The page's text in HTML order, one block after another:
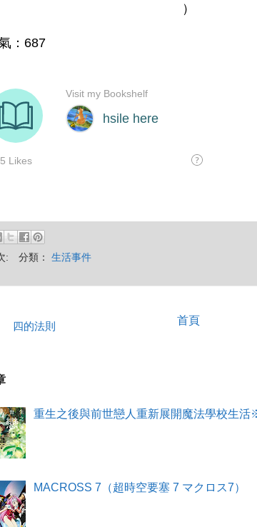
）
：687
: 分類： 生活事件
四的法則 首頁
重生之後與前世戀人重新展開魔法學校生
MACROSS 7（超時空要塞 7 マクロス7）